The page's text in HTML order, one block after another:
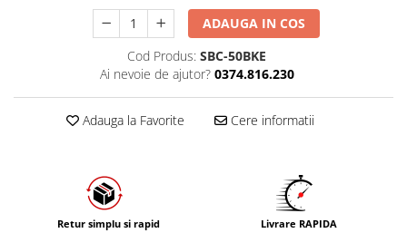
ADAUGA IN COS
Cod Produs: SBC-50BKE
Ai nevoie de ajutor? 0374.816.230
Adauga la Favorite Cere informatii
Retur simplu si rapid Livrare RAPIDA